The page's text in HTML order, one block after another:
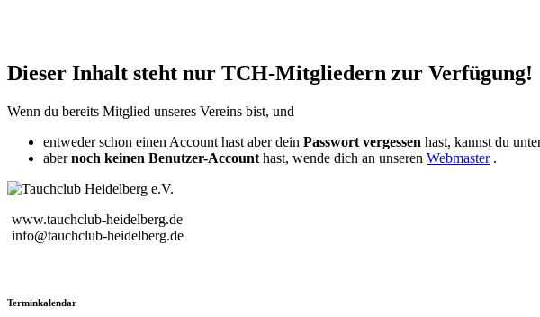
Dieser Inhalt steht nur TCH-Mitgliedern zur Verfügung!
Wenn du bereits Mitglied unseres Vereins bist, und
entweder schon einen Account hast aber dein Passwort vergessen hast, kannst du
abernoch keinen Benutzer-Account hast, wende dich an unseren Webmaster.
www.tauchclub-heidelberg.de
info@tauchclub-heidelberg.de
Terminkalendar